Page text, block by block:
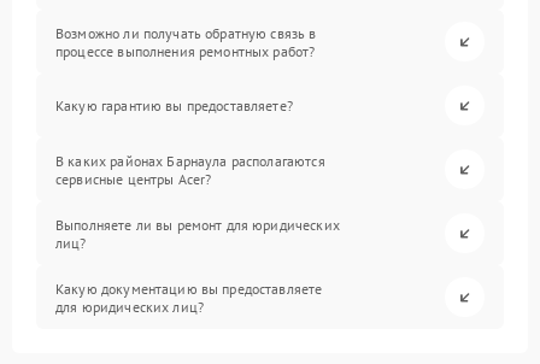
Возможно ли получать обратную связь в
процессе выполнения ремонтных работ?
Какую гарантию вы предоставляете?
В каких районах Барнаула располагаются
сервисные центры Acer?
Выполняете ли вы ремонт для юридических
лиц?
Какую документацию вы предоставляете
для юридических лиц?